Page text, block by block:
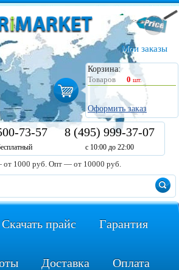
Мои заказы
Корзина:
Товаров
0 шт.
Оформить заказ
73-57 8 (495) 999-37-07
с 10:00 до 22:00
от 1000 руб. Опт — от 10000 руб.
Скачать прайс Гарантия
Доставка Оплата